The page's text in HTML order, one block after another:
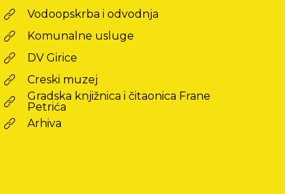
Vodoopskrba i odvodnja
Komunalne usluge
DV Girice
Creski muzej
Gradska knjižnica i čitaonica Frane
Petrića
Arhiva